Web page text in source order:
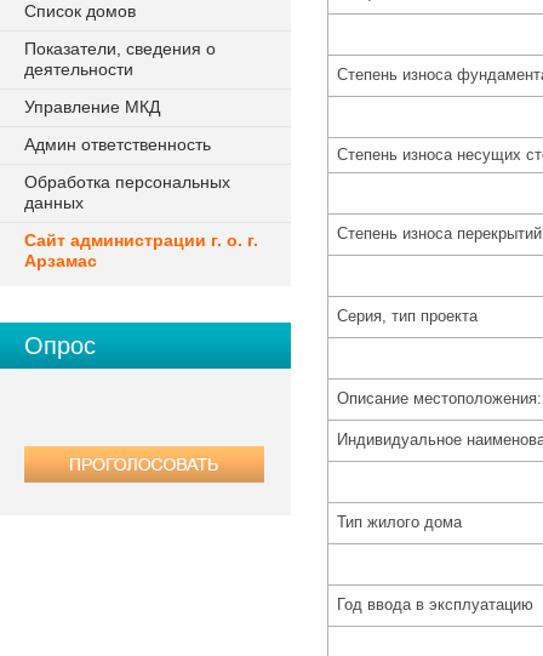
Список домов
Показатели, сведения о
деятельности
Управление МКД
Админ ответственность
Обработка персональных
данных
Сайт администрации г. о. г.
Арзамас
Опрос
Степень износа
Степень износа несущих
Степень износа
Серия, тип проекта
Описание
Индивидуальное
Тип жилого дома
Год ввода в эксплуатацию